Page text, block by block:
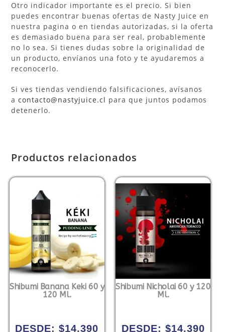
Otro indicador importante es el precio. Si bien
puedes encontrar buenas ofertas de Nasty Juice en
nuestra pagina o en tiendas autorizadas, si la oferta
es demasiado buena para ser real, probablemente
no lo sea. Si tienes dudas sobre la originalidad de
un producto, envíanos una foto y te ayudaremos a
reconocerlo.
Si ves tiendas vendiendo falsificaciones, avísanos
acontacto@nastyjuice.cl para que juntos podamos
detenerlo.
Productos relacionados
Shibumi Banana Keki 60 y
120 Ml.
DESDE:$14.390
Shibumi Nicholai 60 y 120
Ml.
DESDE: $14.390